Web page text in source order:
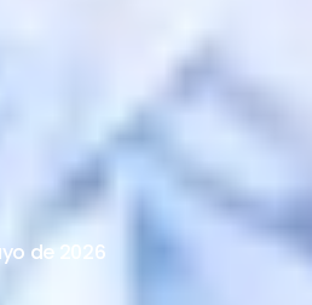
MIRIAM
DE AGOSTO
de 2026